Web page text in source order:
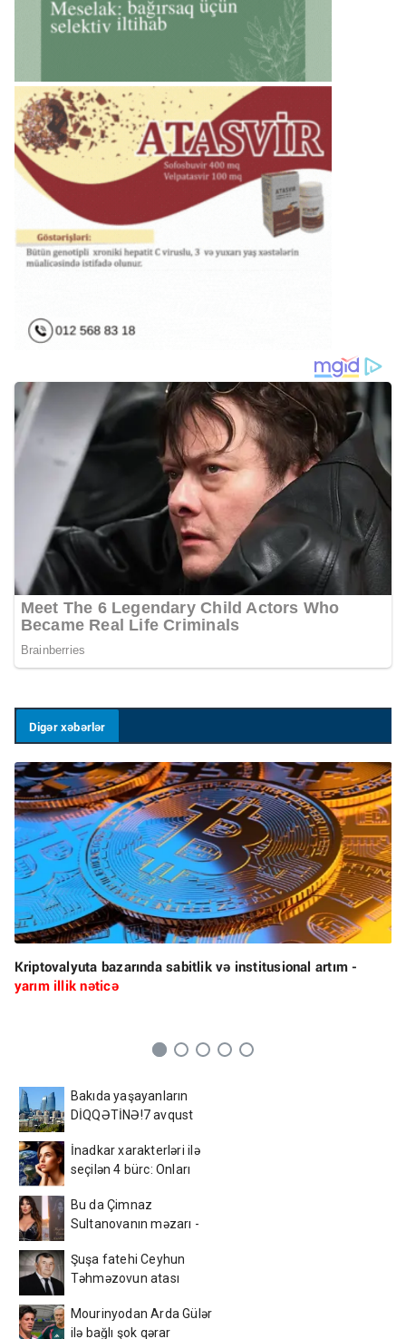
Digər xəbərlər
Kriptovalyuta bazarında sabitlik və institusional artım -
yarım illik nəticə
Bakıda yaşayanların
DİQQƏTİNƏ!7 avqust
etibarən...
İnadkar xarakterləri ilə
seçilən 4 bürc: Onları
çətindir
Bu da Çimnaz
Sultanovanın məzarı -
Şuşa fatehi Ceyhun
Təhməzovun atası
Mourinyodan Arda Gülər
ilə bağlı şok qərar